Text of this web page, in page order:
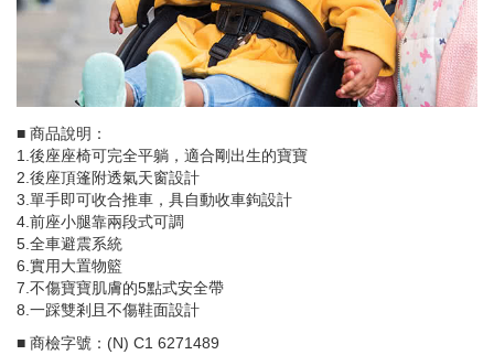
■ 商品說明：
1.後座座椅可完全平躺，適合剛出生的寶寶
2.後座頂篷附透氣天窗設計
3.單手即可收合推車，具自動收車鉤設計
4.前座小腿靠兩段式可調
5.全車避震系統
6.實用大置物籃
7.不傷寶寶肌膚的5點式安全帶
8.一踩雙剎且不傷鞋面設計
■ 商檢字號：(N) C1 6271489